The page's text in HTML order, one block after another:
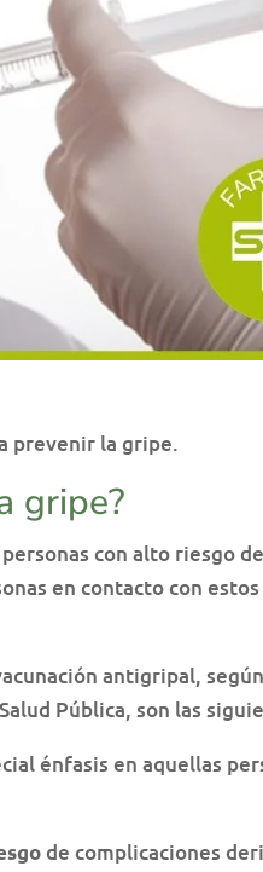
prevenir la gripe.
gripe?
con alto riesgo
en contacto con
antigripal, según
Pública, son las
énfasis en aquellas
de complicaciones